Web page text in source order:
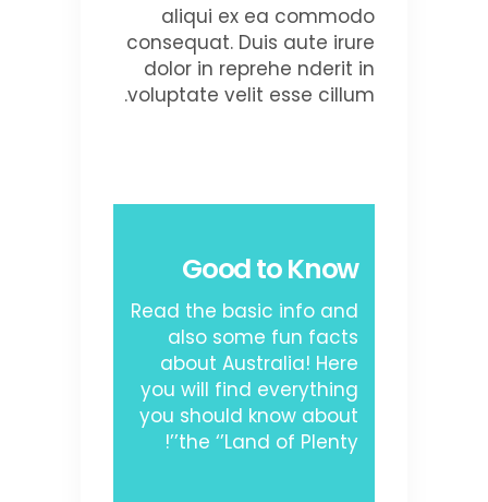
aliqui ex ea commodo
consequat. Duis aute irure
dolor in reprehe nderit in
voluptate velit esse cillum.
Good to Know
Read the basic info and
also some fun facts
about Australia! Here
you will find everything
you should know about
the ‘’Land of Plenty’’!